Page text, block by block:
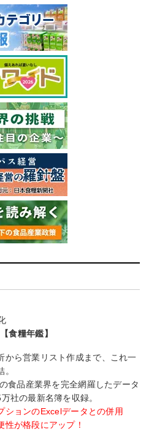
食糧年鑑】
から営業リスト作成まで、これ一
食品産業界を完全網羅したデータ
社の最新名簿を収録。
ションのExcelデータとの併用
性が格段にアップ！